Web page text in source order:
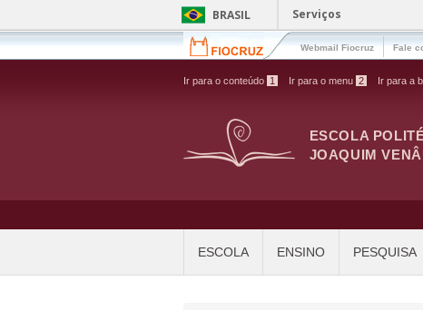
Pular para o conteúdo principal BRASIL Serviços
Webmail Fiocruz Fale
Ir para o conteúdo 1 Ir para o menu 2 Ir para a
ESCOLA
JOAQUIM
ESCOLA ENSINO PESQUISA